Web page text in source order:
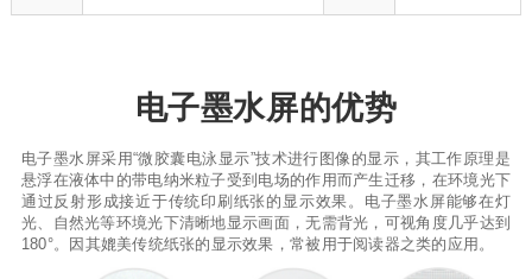
电子墨水屏的优势
电子墨水屏采用“微胶囊电泳显示”技术进行图像的显示，其工作原理是
悬浮在液体中的带电纳米粒子受到电场的作用而产生迁移，在环境光下
通过反射形成接近于传统印刷纸张的显示效果。电子墨水屏能够在灯
光、自然光等环境光下清晰地显示画面，无需背光，可视角度几乎达到
180°。因其媲美传统纸张的显示效果，常被用于阅读器之类的应用。